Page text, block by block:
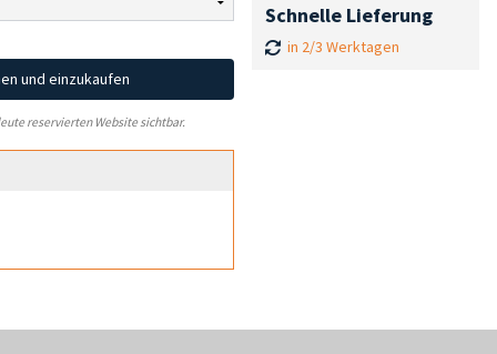
und einzukaufen
reservierten Website sichtbar.
Schnelle Lieferung
in 2/3 Werktagen